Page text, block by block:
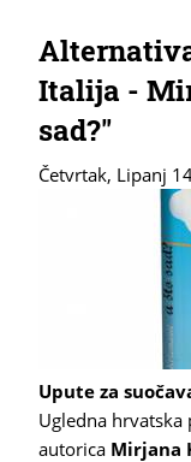
Italija -
sad?"
Četvrtak, Lipanj
Upute za
Ugledna
autorica Mirjana